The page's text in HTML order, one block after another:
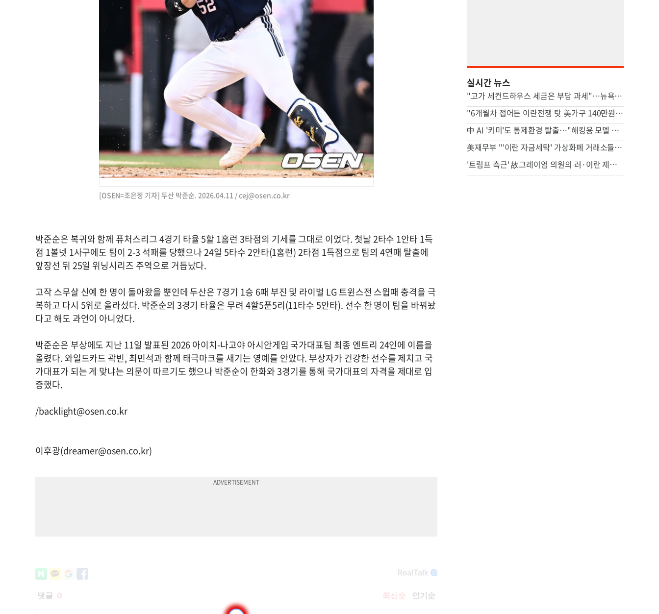
[OSEN=조은정 기자] 두산 박준순. 2026.04.11 /cej@osen.co.kr
박준순은 복귀와 함께 퓨처스리그 4경기 타율 5할 1홈런 3타점의 기세를 그대로 이었다. 첫날 2타수 1안타 1득
점 1볼넷 1사구에도 팀이 2-3 석패를 당했으나 24일 5타수 2안타(1홈런) 2타점 1득점으로 팀의 4연패 탈출에
앞장선 뒤 25일 위닝시리즈 주역으로 거듭났다.
고작 스무살 신예 한 명이 돌아왔을 뿐인데 두산은 7경기 1승 6패 부진 및 라이벌 LG 트윈스전 스윕패 충격을 극
복하고 다시 5위로 올라섰다. 박준순의 3경기 타율은 무려 4할5푼5리(11타수 5안타). 선수 한 명이 팀을 바꿔놨
다고 해도 과언이 아니었다.
박준순은 부상에도 지난 11일 발표된 2026 아이치-나고야 아시안게임 국가대표팀 최종 엔트리 24인에 이름을
올렸다. 와일드카드 곽빈, 최민석과 함께 태극마크를 새기는 영예를 안았다. 부상자가 건강한 선수를 제치고 국
가대표가 되는 게 맞냐는 의문이 따르기도 했으나 박준순이 한화와 3경기를 통해 국가대표의 자격을 제대로 입
증했다.
/backlight@osen.co.kr
이후광(dreamer@osen.co.kr)
실시간 뉴스
"고가 세컨드하우스 세금은 부당 과세"…뉴욕시 상대 소송
"6개월차 접어든 이란전쟁 탓 美가구 140만원 추가 부담"
中 AI '키미'도 통제환경 탈출…"해킹용 모델 될수도" 우려
美재무부 "'이란 자금세탁' 가상화폐 거래소들 제재"
'트럼프 측근' 故그레이엄 의원의 러·이란 제재법안 상원 통과